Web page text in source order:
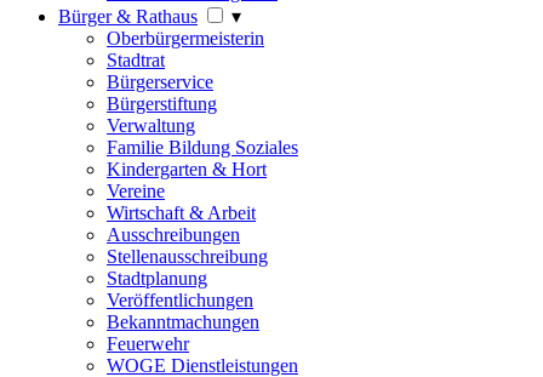
Bürger & Rathaus
▾
Oberbürgermeisterin
Stadtrat
Bürgerservice
Bürgerstiftung
Verwaltung
Familie Bildung Soziales
Kindergarten & Hort
Vereine
Wirtschaft & Arbeit
Ausschreibungen
Stellenausschreibung
Stadtplanung
Veröffentlichungen
Bekanntmachungen
Feuerwehr
WOGE Dienstleistungen